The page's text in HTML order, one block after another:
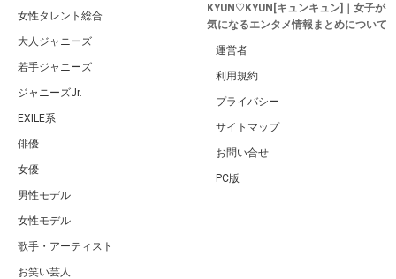
女性タレント総合
大人ジャニーズ
若手ジャニーズ
ジャニーズJr.
EXILE系
俳優
女優
男性モデル
女性モデル
歌手・アーティスト
お笑い芸人
KYUN♡KYUN[キュンキュン]｜女子が
気になるエンタメ情報まとめについて
運営者
利用規約
プライバシー
サイトマップ
お問い合せ
PC版